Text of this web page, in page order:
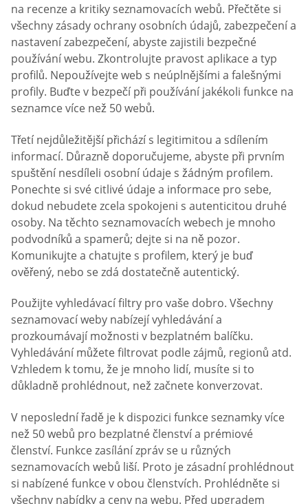
na recenze a kritiky seznamovacích webů. Přečtěte si
všechny zásady ochrany osobních údajů, zabezpečení a
nastavení zabezpečení, abyste zajistili bezpečné
používání webu. Zkontrolujte pravost aplikace a typ
profilů. Nepoužívejte web s neúplnějšími a falešnými
profily. Buďte v bezpečí při používání jakékoli funkce na
seznamce více než 50 webů.
Třetí nejdůležitější přichází s legitimitou a sdílením
informací. Důrazně doporučujeme, abyste při prvním
spuštění nesdíleli osobní údaje s žádným profilem.
Ponechte si své citlivé údaje a informace pro sebe,
dokud nebudete zcela spokojeni s autenticitou druhé
osoby. Na těchto seznamovacích webech je mnoho
podvodníků a spamerů; dejte si na ně pozor.
Komunikujte a chatujte s profilem, který je buď
ověřený, nebo se zdá dostatečně autentický.
Použijte vyhledávací filtry pro vaše dobro. Všechny
seznamovací weby nabízejí vyhledávání a
prozkoumávají možnosti v bezplatném balíčku.
Vyhledávání můžete filtrovat podle zájmů, regionů atd.
Vzhledem k tomu, že je mnoho lidí, musíte si to
důkladně prohlédnout, než začnete konverzovat.
V neposlední řadě je k dispozici funkce seznamky více
než 50 webů pro bezplatné členství a prémiové
členství. Funkce zasílání zpráv se u různých
seznamovacích webů liší. Proto je zásadní prohlédnout
si nabízené funkce v obou členstvích. Prohlédněte si
všechny nabídky a ceny na webu. Před upgradem